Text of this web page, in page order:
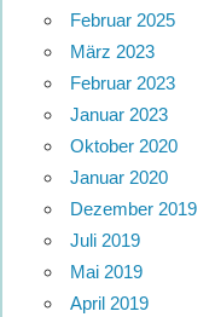
Februar 2025
März 2023
Februar 2023
Januar 2023
Oktober 2020
Januar 2020
Dezember 2019
Juli 2019
Mai 2019
April 2019